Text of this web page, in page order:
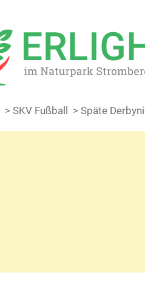
> SKV Fußball > Späte